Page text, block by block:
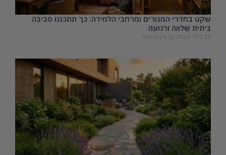
שקט בחדרי המגורים ומרחבי הלמידה: כך תתכננו סביבה
ביתית שלווה ורגועה
15 ביולי 2026 אין תגובות